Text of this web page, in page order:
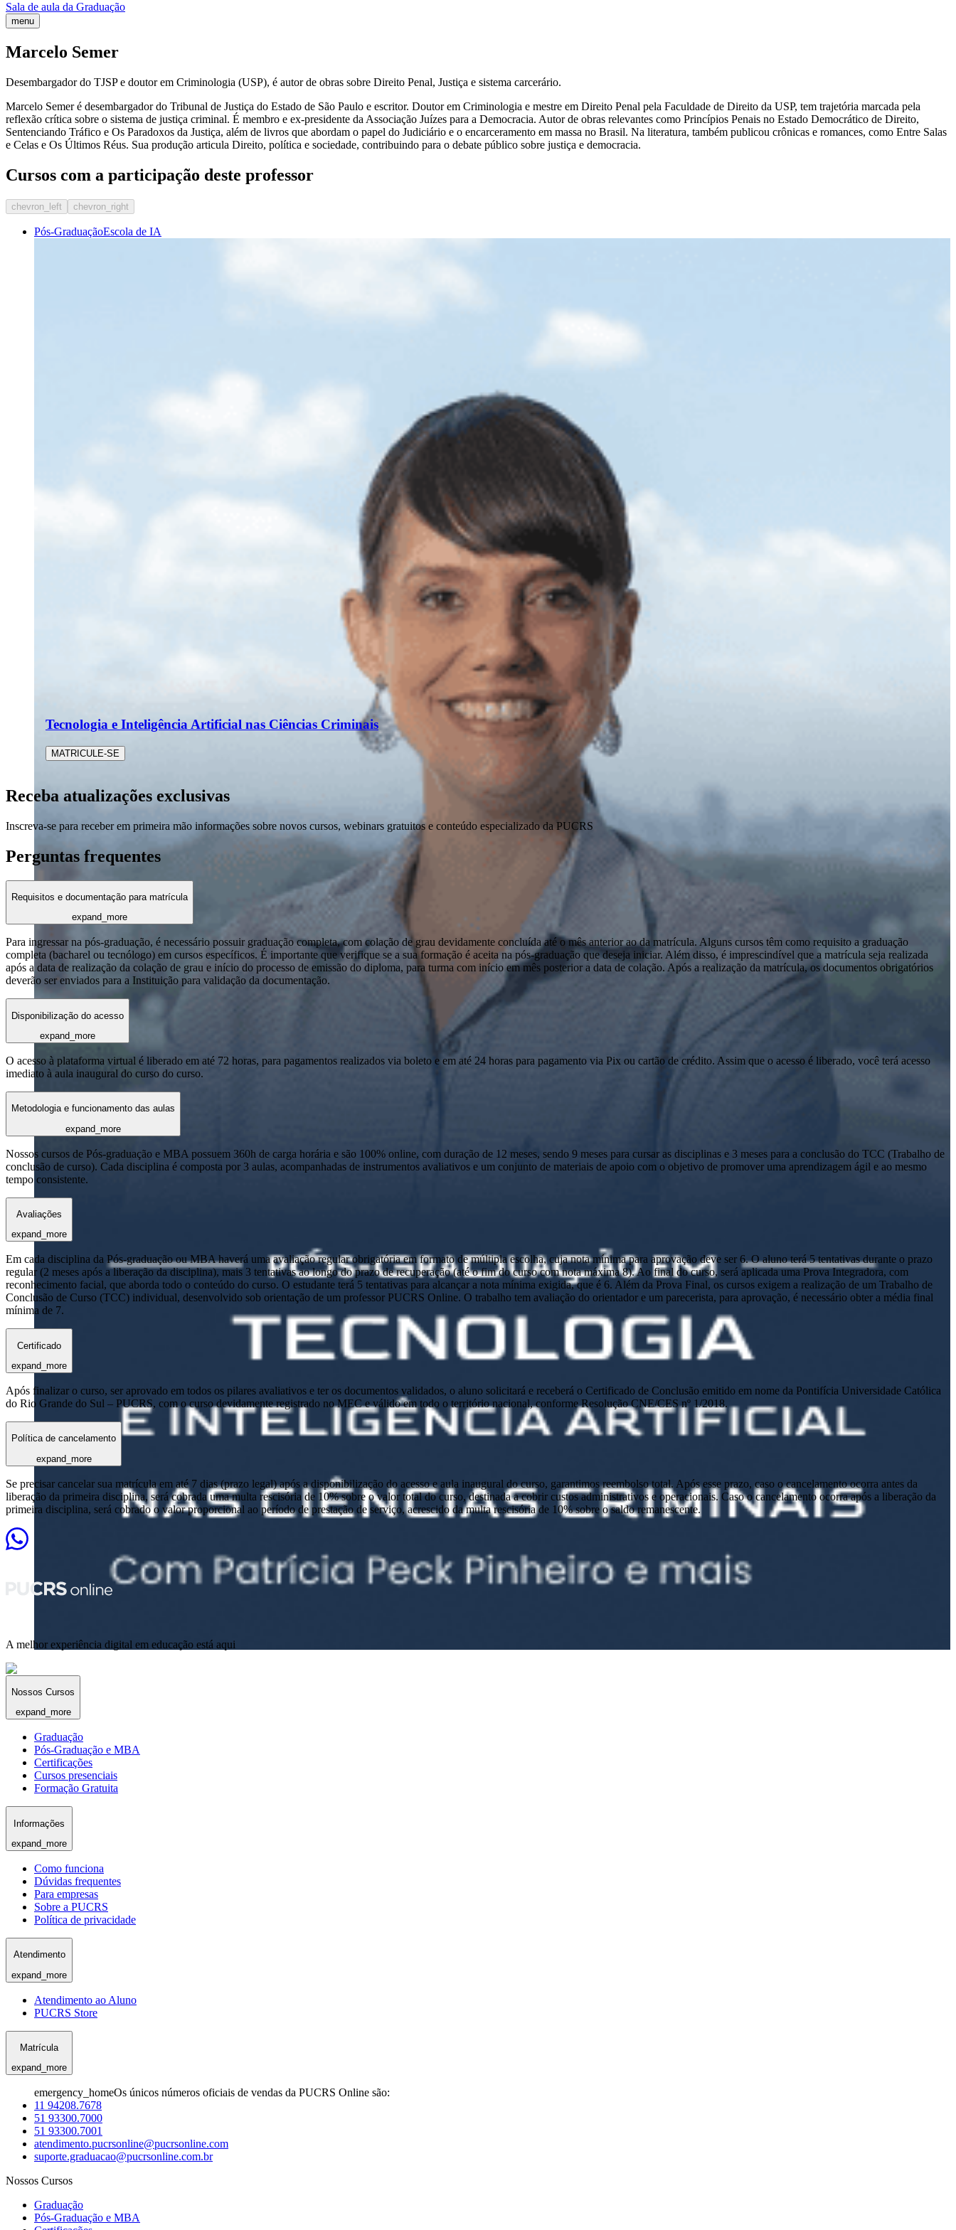
Sala de aula da Graduação
menu
Marcelo Semer
Desembargador do TJSP e doutor em Criminologia (USP), é autor de obras sobre Direito Penal, Justiça e sistema carcerário.
Marcelo Semer é desembargador do Tribunal de Justiça do Estado de São Paulo e escritor. Doutor em Criminologia e mestre em Direito Penal pela Faculdade de Direito da USP, tem trajetória marcada pela
reflexão crítica sobre o sistema de justiça criminal. É membro e ex-presidente da Associação Juízes para a Democracia. Autor de obras relevantes como Princípios Penais no Estado Democrático de Direito,
Sentenciando Tráfico e Os Paradoxos da Justiça, além de livros que abordam o papel do Judiciário e o encarceramento em massa no Brasil. Na literatura, também publicou crônicas e romances, como Entre Salas
e Celas e Os Últimos Réus. Sua produção articula Direito, política e sociedade, contribuindo para o debate público sobre justiça e democracia.
Cursos com a participação deste professor
chevron_left chevron_right
Pós-GraduaçãoEscola de IA
Tecnologia e Inteligência Artificial nas Ciências Criminais
MATRICULE-SE
Receba atualizações exclusivas
Inscreva-se para receber em primeira mão informações sobre novos cursos, webinars gratuitos e conteúdo especializado da PUCRS
Perguntas frequentes
Requisitos e documentação para matrícula
expand_more
Para ingressar na pós-graduação, é necessário possuir graduação completa, com colação de grau devidamente concluída até o mês anterior ao da matrícula. Alguns cursos têm como requisito a graduação
completa (bacharel ou tecnólogo) em cursos específicos. É importante que verifique se a sua formação é aceita na pós-graduação que deseja iniciar. Além disso, é imprescindível que a matrícula seja realizada
após a data de realização da colação de grau e início do processo de emissão do diploma, para turma com início em mês posterior a data de colação. Após a realização da matrícula, os documentos obrigatórios
deverão ser enviados para a Instituição para validação da documentação.
Disponibilização do acesso
expand_more
O acesso à plataforma virtual é liberado em até 72 horas, para pagamentos realizados via boleto e em até 24 horas para pagamento via Pix ou cartão de crédito. Assim que o acesso é liberado, você terá acesso
imediato à aula inaugural do curso do curso.
Metodologia e funcionamento das aulas
expand_more
Nossos cursos de Pós-graduação e MBA possuem 360h de carga horária e são 100% online, com duração de 12 meses, sendo 9 meses para cursar as disciplinas e 3 meses para a conclusão do TCC (Trabalho de
conclusão de curso). Cada disciplina é composta por 3 aulas, acompanhadas de instrumentos avaliativos e um conjunto de materiais de apoio com o objetivo de promover uma aprendizagem ágil e ao mesmo
tempo consistente.
Avaliações
expand_more
Em cada disciplina da Pós-graduação ou MBA haverá uma avaliação regular obrigatória em formato de múltipla escolha, cuja nota mínima para aprovação deve ser 6. O aluno terá 5 tentativas durante o prazo
regular (2 meses após a liberação da disciplina), mais 3 tentativas ao longo do prazo de recuperação (até o fim do curso com nota máxima 8). Ao final do curso, será aplicada uma Prova Integradora, com
reconhecimento facial, que aborda todo o conteúdo do curso. O estudante terá 5 tentativas para alcançar a nota mínima exigida, que é 6. Além da Prova Final, os cursos exigem a realização de um Trabalho de
Conclusão de Curso (TCC) individual, desenvolvido sob orientação de um professor PUCRS Online. O trabalho tem avaliação do orientador e um parecerista, para aprovação, é necessário obter a média final
mínima de 7.
Certificado
expand_more
Após finalizar o curso, ser aprovado em todos os pilares avaliativos e ter os documentos validados, o aluno solicitará e receberá o Certificado de Conclusão emitido em nome da Pontifícia Universidade Católica
do Rio Grande do Sul – PUCRS, com o curso devidamente registrado no MEC e válido em todo o território nacional, conforme Resolução CNE/CES nº 1/2018.
Política de cancelamento
expand_more
Se precisar cancelar sua matrícula em até 7 dias (prazo legal) após a disponibilização do acesso e aula inaugural do curso, garantimos reembolso total. Após esse prazo, caso o cancelamento ocorra antes da
liberação da primeira disciplina, será cobrada uma multa rescisória de 10% sobre o valor total do curso, destinada a cobrir custos administrativos e operacionais. Caso o cancelamento ocorra após a liberação da
primeira disciplina, será cobrado o valor proporcional ao período de prestação de serviço, acrescido da multa rescisória de 10% sobre o saldo remanescente.
A melhor experiência digital em educação está aqui
Nossos Cursos
expand_more
Graduação
Pós-Graduação e MBA
Certificações
Cursos presenciais
Formação Gratuita
Informações
expand_more
Como funciona
Dúvidas frequentes
Para empresas
Sobre a PUCRS
Política de privacidade
Atendimento
expand_more
Atendimento ao Aluno
PUCRS Store
Matrícula
expand_more
emergency_homeOs únicos números oficiais de vendas da PUCRS Online são:
11 94208.7678
51 93300.7000
51 93300.7001
atendimento.pucrsonline@pucrsonline.com
suporte.graduacao@pucrsonline.com.br
Nossos Cursos
Graduação
Pós-Graduação e MBA